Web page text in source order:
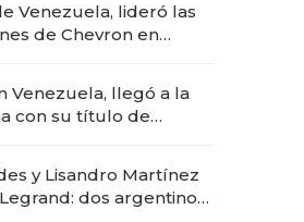
Venezuela, lideró las
de Chevron en
Venezuela, llegó a la
con su título de
"fast premium"
y Lisandro Martínez
dos argentinos